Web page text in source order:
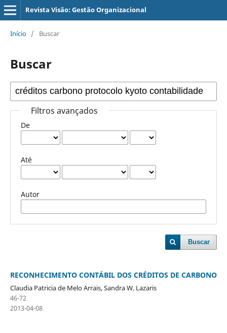
Revista Visão: Gestão Organizacional
Início / Buscar
Buscar
Filtros avançados
De
Até
Autor
Buscar
RECONHECIMENTO CONTÁBIL DOS CRÉDITOS DE CARBONO
Claudia Patricia de Melo Arrais, Sandra W. Lazaris
46-72
2013-04-08